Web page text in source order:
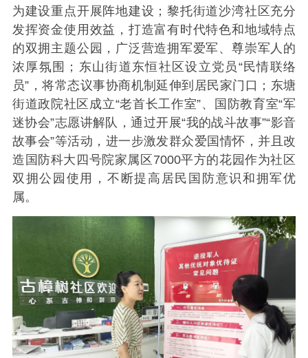
为建设重点开展阵地建设；黎托街道沙湾社区充分
发挥资金使用效益，打造富有时代特色和地域特点
的双拥主题公园，广泛营造拥军爱军、尊崇军人的
浓厚氛围；东山街道东恒社区设立党员“民情联络
员”，将常态议事协商机制延伸到居民家门口；东塘
街道政院社区成立“老首长工作室”、国防教育室“军
迷协会”志愿讲解队，通过开展“我的战斗故事”“影音
故事会”等活动，进一步激发群众爱国情怀，并且改
造国防科大四号院家属区7000平方的花园作为社区
双拥公园使用，不断提高居民国防意识和拥军优
属。